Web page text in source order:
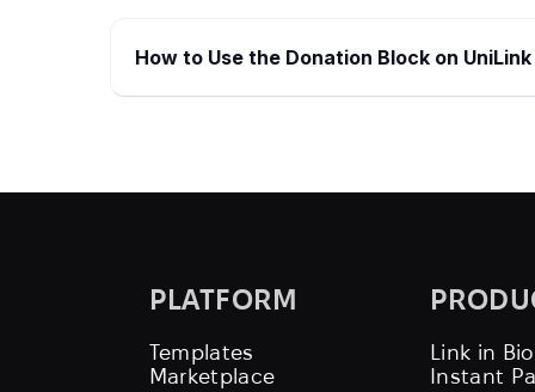
How to Use the Donation Block on UniLink
PLATFORM
Templates
Marketplace
Link in Bio
Instant